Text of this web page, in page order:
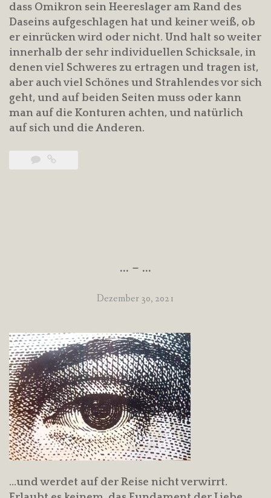
dass Omikron sein Heereslager am Rand des
Daseins aufgeschlagen hat und keiner weiß, ob
er einrücken wird oder nicht. Und halt so weiter
innerhalb der sehr individuellen Schicksale, in
denen viel Schweres zu ertragen und tragen ist,
aber auch viel Schönes und Strahlendes vor sich
geht, und auf beiden Seiten muss oder kann
man auf die Konturen achten, und natürlich
auf sich und die Anderen.
… – …
Dezember 30, 2021
…und werdet auf der Reise nicht verwirrt.